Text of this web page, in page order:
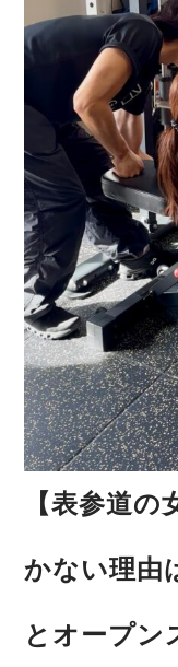
【表参道
かない理由
とオープン